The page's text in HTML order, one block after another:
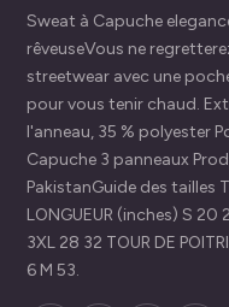
Sweat à Capuche
rêveuseVous ne
streetwear avec une
pour vous tenir chaud.
l'anneau, 35 % polyester
Capuche 3 panneaux
PakistanGuide des tailles
LONGUEUR (inches) S 20
3XL 28 32 TOUR DE
6 M 53.